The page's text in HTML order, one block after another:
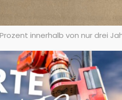
innerhalb von nur drei